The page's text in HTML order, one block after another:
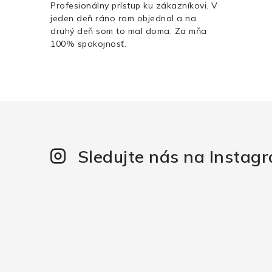
Profesionálny prístup ku zákazníkovi. V
jeden deň ráno rom objednal a na
druhý deň som to mal doma. Za mňa
100% spokojnosť.
Sledujte nás na